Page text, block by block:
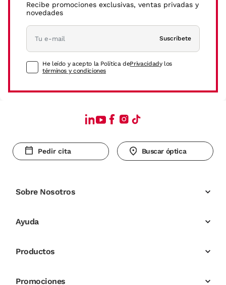
Recibe promociones exclusivas, ventas privadas y
novedades
Suscríbete
He leído y acepto la Política dePrivacidady los
términos y condiciones
Pedir cita Buscar óptica
Sobre Nosotros
Ayuda
Productos
Promociones